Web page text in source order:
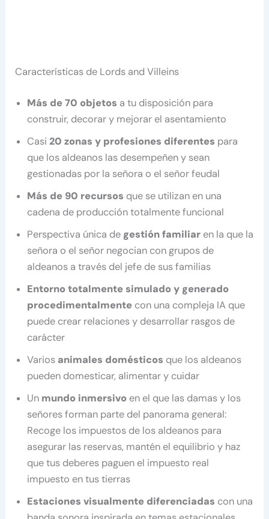
Características de Lords and Villeins
Más de 70 objetos a tu disposición para
construir, decorar y mejorar el asentamiento
Casi20 zonas y profesiones diferentes para
que los aldeanos las desempeñen y sean
gestionadas por la señora o el señor feudal
Más de 90 recursos que se utilizan en una
cadena de producción totalmente funcional
Perspectiva única de gestión familiar en la que la
señora o el señor negocian con grupos de
aldeanos a través del jefe de sus familias
Entorno totalmente simulado y generado
procedimentalmente con una compleja IA que
puede crear relaciones y desarrollar rasgos de
carácter
Varios animales domésticos que los aldeanos
pueden domesticar, alimentar y cuidar
Un mundo inmersivo en el que las damas y los
señores forman parte del panorama general:
Recoge los impuestos de los aldeanos para
asegurar las reservas, mantén el equilibrio y haz
que tus deberes paguen el impuesto real
impuesto en tus tierras
Estaciones visualmente diferenciadas con una